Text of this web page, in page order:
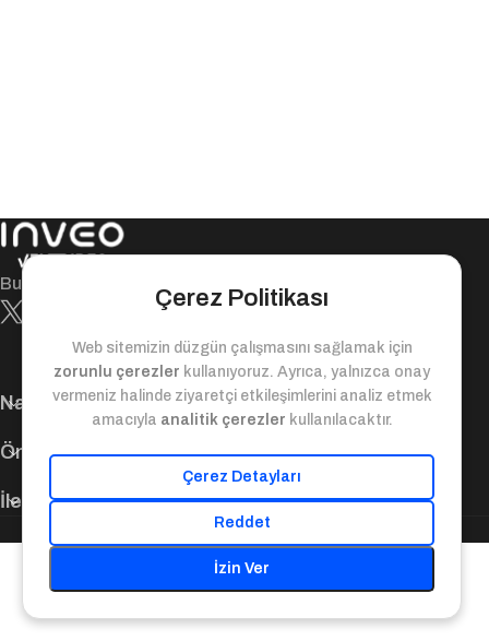
Bugün ile yarın arasındaki değer köprüsü!
Navigasyon
Önemli Bağlantılar
İletişim Bilgileri
© 2025. Inveo Ventures. Tüm Hakları Saklıdır.
Çerez Politikası
Web sitemizin düzgün çalışmasını sağlamak için
zorunlu çerezler kullanıyoruz. Ayrıca, yalnızca onay
vermeniz halinde ziyaretçi etkileşimlerini analiz etmek
amacıyla analitik çerezler kullanılacaktır.
Çerez Detayları
Reddet
İzin Ver